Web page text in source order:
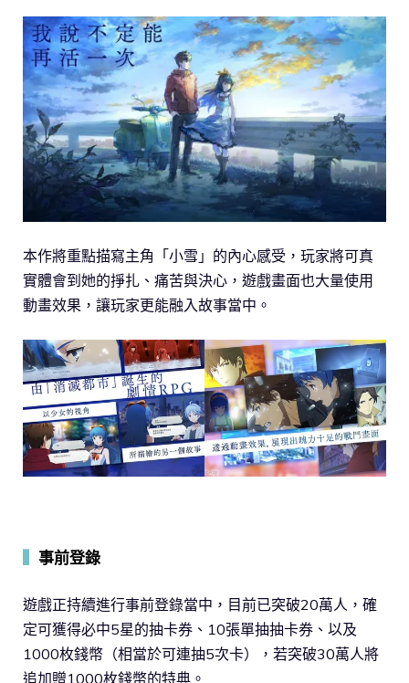
本作將重點描寫主角「小雪」的內心感受，玩家將可真
實體會到她的掙扎、痛苦與決心，遊戲畫面也大量使用
動畫效果，讓玩家更能融入故事當中。
事前登錄
遊戲正持續進行事前登錄當中，目前已突破20萬人，確
定可獲得必中5星的抽卡券、10張單抽抽卡券、以及
1000枚錢幣（相當於可連抽5次卡），若突破30萬人將
追加贈1000枚錢幣的特典。